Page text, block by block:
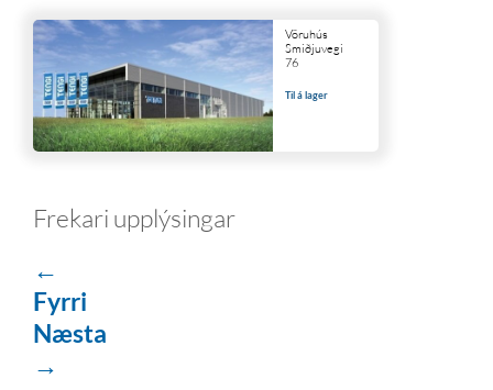
Vöruhús
Smiðjuvegi
76
Til á lager
Frekari upplýsingar
←
Fyrri
Næsta
→